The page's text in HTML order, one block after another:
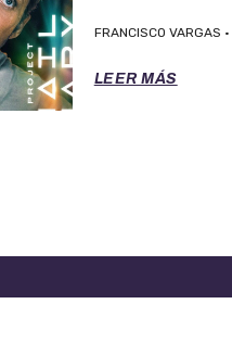
FRANCISCO VARGAS
LEER MÁS